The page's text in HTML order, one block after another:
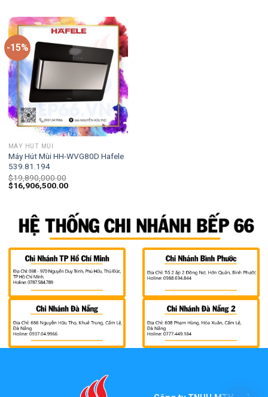
-15%
MÁY HÚT MÙI
Máy Hút Mùi HH-WVG80D Hafele
539.81.194
$19,890,000.00
$16,906,500.00